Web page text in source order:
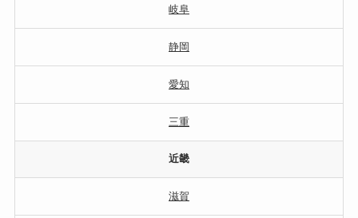
岐阜
静岡
愛知
三重
近畿
滋賀